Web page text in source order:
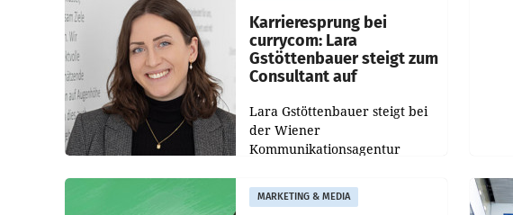
Karrieresprung bei
currycom: Lara
Gstöttenbauer steigt zum
Consultant auf
Lara Gstöttenbauer steigt bei
der Wiener
Kommunikationsagentur
partners zum Consultant auf.
Die 27-jährige Beraterin
MARKETING & MEDIA